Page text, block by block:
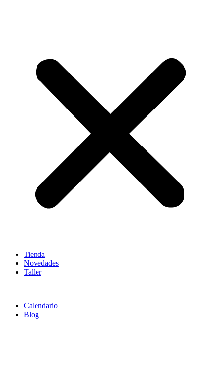
Tienda
Novedades
Taller
Calendario
Blog